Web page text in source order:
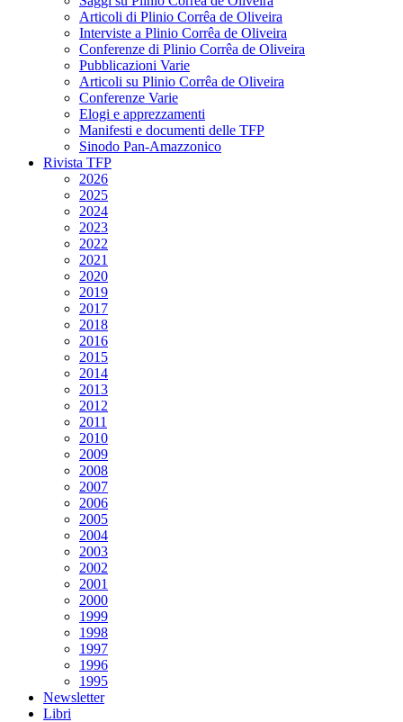
Articoli di Plinio Corrêa de Oliveira
Interviste a Plinio Corrêa de Oliveira
Conferenze di Plinio Corrêa de Oliveira
Pubblicazioni Varie
Articoli su Plinio Corrêa de Oliveira
Conferenze Varie
Elogi e apprezzamenti
Manifesti e documenti delle TFP
Sinodo Pan-Amazzonico
Rivista TFP
2026
2025
2024
2023
2022
2021
2020
2019
2017
2018
2016
2015
2014
2013
2012
2011
2010
2009
2008
2007
2006
2005
2004
2003
2002
2001
2000
1999
1998
1997
1996
1995
Newsletter
Libri